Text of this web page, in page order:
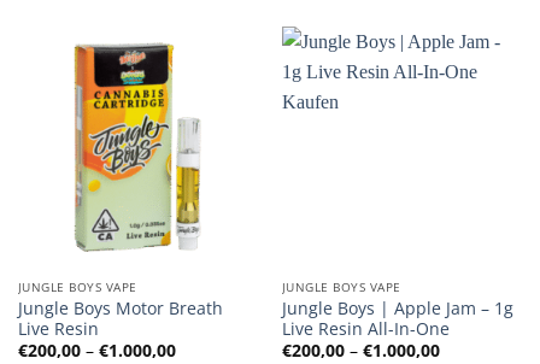
JUNGLE BOYS VAPE
Jungle Boys Motor Breath
Live Resin
€200,00 – €1.000,00Preisspanne:
JUNGLE BOYS VAPE
Jungle Boys | Apple Jam – 1g
Live Resin All-In-One
€200,00 – €1.000,00